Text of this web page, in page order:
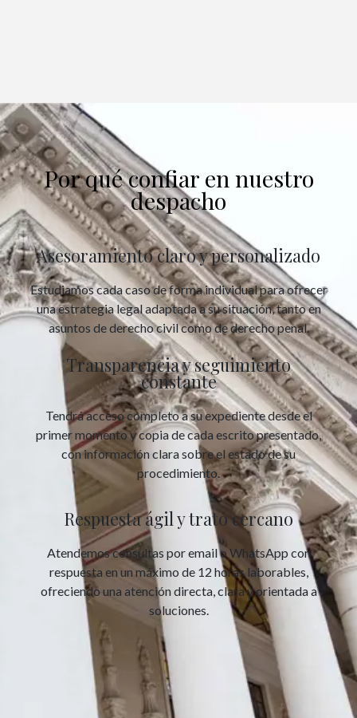
Por qué confiar en nuestro
despacho
Asesoramiento claro y personalizado
Estudiamos cada caso de forma individual para ofrecer
una estrategia legal adaptada a su situación, tanto en
asuntos de derecho civil como de derecho penal.
Transparencia y seguimiento
constante
Tendrá acceso completo a su expediente desde el
primer momento y copia de cada escrito presentado,
con información clara sobre el estado de su
procedimiento.
Respuesta ágil y trato cercano
Atendemos consultas por email o WhatsApp con
respuesta en un máximo de 12 horas laborables,
ofreciendo una atención directa, clara y orientada a
soluciones.